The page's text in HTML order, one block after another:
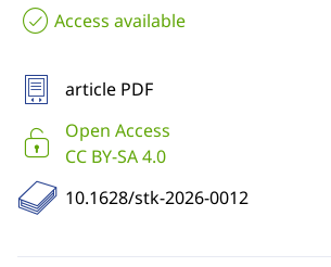
Access available
article PDF
Open Access
CC BY-SA 4.0
10.1628/stk-2026-0012